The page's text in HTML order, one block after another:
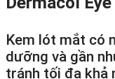
Kem lót mắt có
dưỡng và gần
tránh tối đa khả